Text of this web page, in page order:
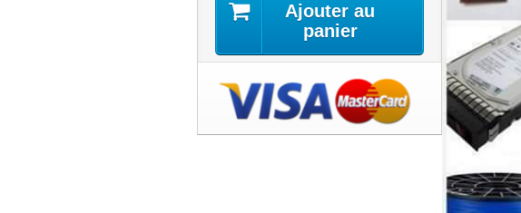
Ajouter au
panier